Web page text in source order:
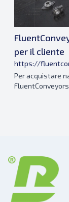
per il cliente
https://
Per acquistare